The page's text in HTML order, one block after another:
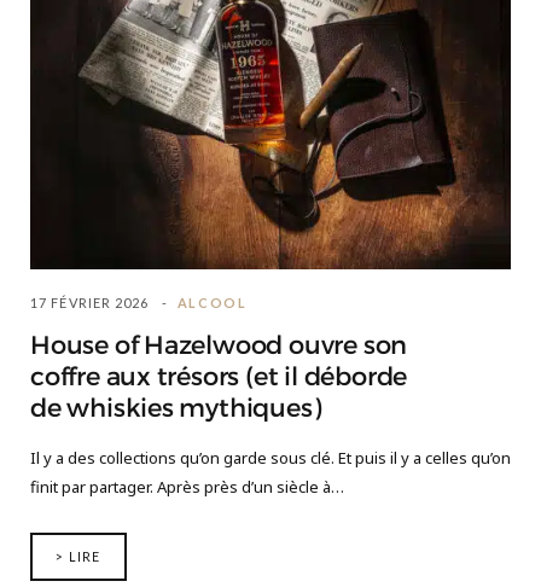
17 FÉVRIER 2026 ALCOOL
House of Hazelwood ouvre son
coffre aux trésors (et il déborde
de whiskies mythiques)
Il y a des collections qu’on garde sous clé. Et puis il y a celles qu’on
finit par partager. Après près d’un siècle à…
> LIRE